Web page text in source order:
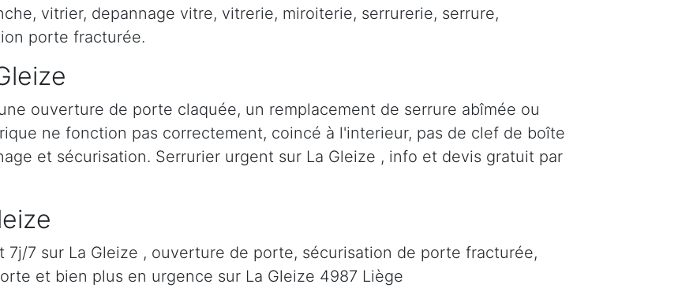
vitrier, depannage vitre, vitrerie, miroiterie, serrurerie, serrure,
porte fracturée.
ouverture de porte claquée, un remplacement de serrure abîmée ou
ne fonction pas correctement, coincé à l'interieur, pas de clef de boîte
et sécurisation. Serrurier urgent sur La Gleize , info et devis gratuit par
7j/7 sur La Gleize , ouverture de porte, sécurisation de porte fracturée,
et bien plus en urgence sur La Gleize 4987 Liège